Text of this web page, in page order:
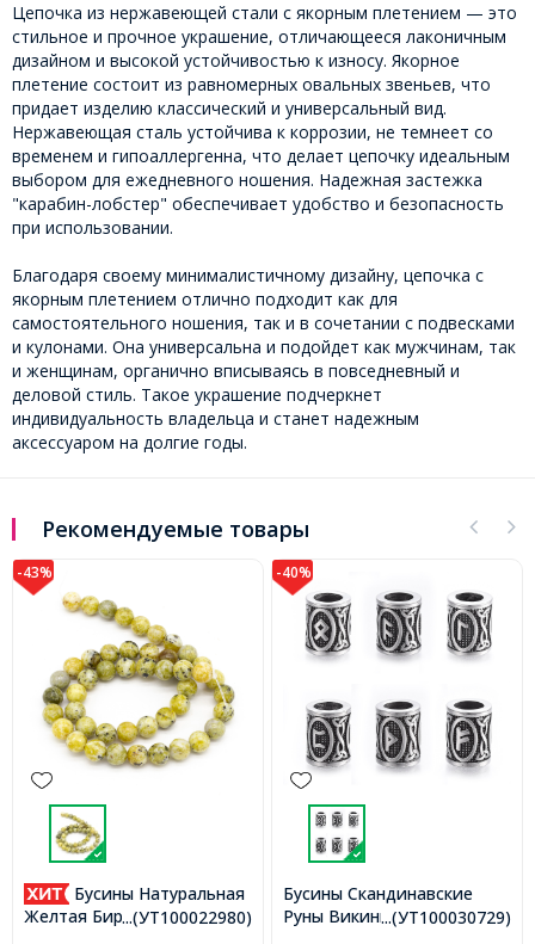
Цепочка из нержавеющей стали с якорным плетением — это
стильное и прочное украшение, отличающееся лаконичным
дизайном и высокой устойчивостью к износу. Якорное
плетение состоит из равномерных овальных звеньев, что
придает изделию классический и универсальный вид.
Нержавеющая сталь устойчива к коррозии, не темнеет со
временем и гипоаллергенна, что делает цепочку идеальным
выбором для ежедневного ношения. Надежная застежка
"карабин-лобстер" обеспечивает удобство и безопасность
при использовании.
Благодаря своему минималистичному дизайну, цепочка с
якорным плетением отлично подходит как для
самостоятельного ношения, так и в сочетании с подвесками
и кулонами. Она универсальна и подойдет как мужчинам, так
и женщинам, органично вписываясь в повседневный и
деловой стиль. Такое украшение подчеркнет
индивидуальность владельца и станет надежным
аксессуаром на долгие годы.
Рекомендуемые товары
-43%
...(УТ100022980)
Бусины Натуральная
Желтая Бирюза, На нитях,
-40%
...(УТ100030729)
Бусины Скандинавские
Руны Викингов,